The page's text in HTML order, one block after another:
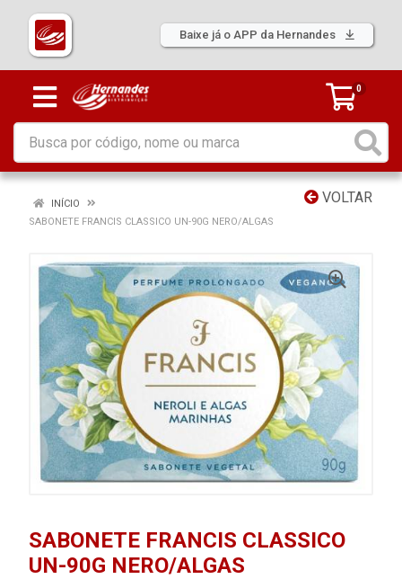
Baixe já o APP da Hernandes
0
VOLTAR
INÍCIO
SABONETE FRANCIS CLASSICO UN-90G NERO/ALGAS
SABONETE FRANCIS CLASSICO
UN-90G NERO/ALGAS